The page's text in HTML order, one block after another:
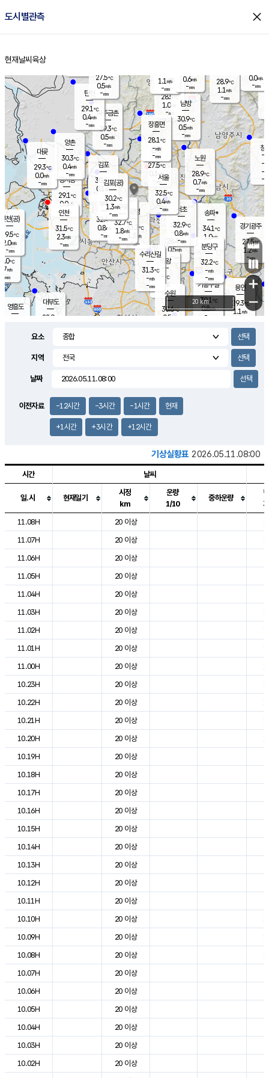
도시별관측 close
홈
현재날씨 육상
의도
℃
m/s
mm
영흥도
양주
28.5℃
1.0
-mm
과천
28.4℃
0.5m/s
- mm
용인
29.3℃
1.1 m/s
경기광주
27.5℃
1.2m/s
-mm
0.6m/s
대부도
28.9
경서동
29.1℃
0.0m/s
-mm
파주금촌
29.3℃
0.5m/s
-mm
28.9℃
1.1 m/s
-mm
대곶
29.3℃
0.0m/s
-mm
창
-
-m/
-
탄현
29.1℃
0.4m/s
-mm
0.0m/s
-mm
의왕
- ℃
m/s
mm
김포
30.6℃
0.1 m/s
mm
광명
33.2 ℃
1.3 m/s
-mm
부천
32.4℃
0.8m/s
-mm
양촌
30.3℃
0.4m/s
-mm
구로
32.7℃
1.8m/s
-mm
은평
27.5℃
0.3 m/s
- mm
노원
28.9℃
0.7m/s
-mm
송파*
34.1℃
1.0m/s
-mm
서초
32.9℃
0.8m/s
-mm
남방
30.9℃
0.5m/s
-mm
기흥구갈
30.1℃
0.8m/s
-
수리산길
31.3℃
-m/s
-mm
분당구
32.2℃
-m/s
-mm
장흥면
28.1℃
-m/s
-mm
1.1 m/s
-mm
인천(공)
29.5℃
2.0m/s
-mm
김포(공)
30.2℃
1.3m/s
-mm
수원
30.6℃
0.5 m/s
인천
31.5℃
2.3m/s
-mm
서울
32.5℃
0.4m/s
-mm
27.5℃
0.5m/s
-mm
0.6m/s
-mm
+
−
20 km
요소
지역
날짜
이전자료 -12시간 -3시간 -1시간 현재
+1시간 +3시간 +12시간
기상실황표 2026.05.11.08:00
도시별 기상실황표로 지점, 날씨, 기온, 강수, 바람, 기압등을 안내한 표입
시간 날씨
일.시 현재일기
시정
km
운량
1/10
중하운량
11.08H
20 이상
11.07H
20 이상
11.06H
20 이상
11.05H
20 이상
11.04H
20 이상
11.03H
20 이상
11.02H
20 이상
11.01H
20 이상
11.00H
20 이상
10.23H
20 이상
10.22H
20 이상
10.21H
20 이상
10.20H
20 이상
10.19H
20 이상
10.18H
20 이상
10.17H
20 이상
10.16H
20 이상
10.15H
20 이상
10.14H
20 이상
10.13H
20 이상
10.12H
20 이상
10.11H
20 이상
10.10H
20 이상
10.09H
20 이상
10.08H
20 이상
10.07H
20 이상
10.06H
20 이상
10.05H
20 이상
10.04H
20 이상
10.03H
20 이상
10.02H
20 이상